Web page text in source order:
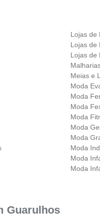
Lojas de
Lojas de
Lojas de
Meias e
Moda
Moda
Moda
Moda
Moda
Moda
Moda
Moda
Moda
Guarulhos